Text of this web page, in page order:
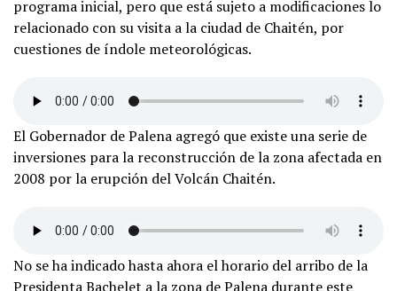
programa inicial, pero que está sujeto a modificaciones lo
relacionado con su visita a la ciudad de Chaitén, por
cuestiones de índole meteorológicas.
El Gobernador de Palena agregó que existe una serie de
inversiones para la reconstrucción de la zona afectada en
2008 por la erupción del Volcán Chaitén.
No se ha indicado hasta ahora el horario del arribo de la
Presidenta Bachelet a la zona de Palena durante este